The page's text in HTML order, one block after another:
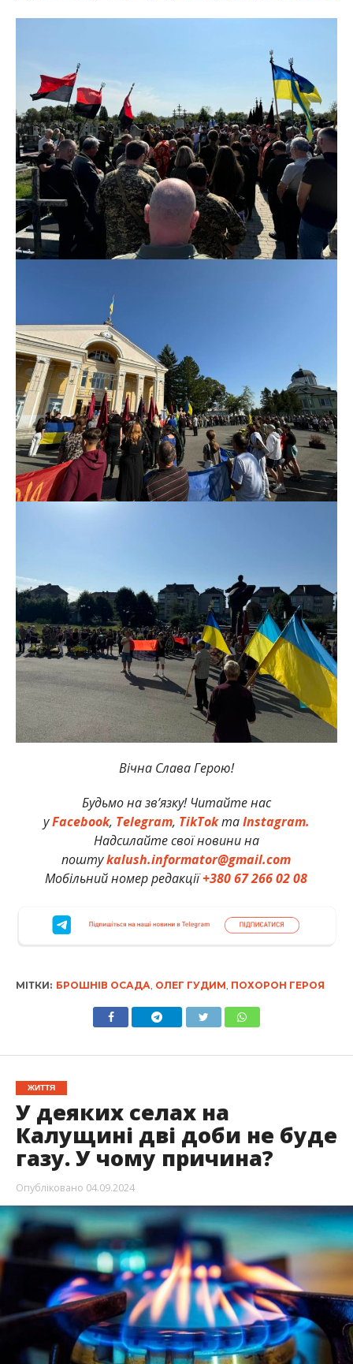
Вічна Слава Герою!
Будьмо на зв’язку! Читайте нас
уFacebook, Telegram, TikTokтаInstagram.
Надсилайте свої новини на
поштуkalush.informator@gmail.com
Мобільний номер редакції+380 67 266 02 08
МІТКИ: БРОШНІВ ОСАДА ОЛЕГ ГУДИМ ПОХОРОН ГЕРОЯ
ЖИТТЯ
У деяких селах на
Калущині дві доби не буде
газу. У чому причина?
Опубліковано 04.09.2024